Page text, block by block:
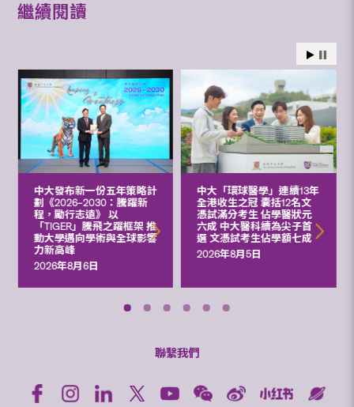
繼續閱讀
中大發布新一份五年策略計
劃《2026‒2030：騰躍新
程，勵行志遠》 以
「TIGER」騰飛之躍框架 推
動大學邁向學術與全球影響
力新高峰
2026年8月6日
中大「環球醫學」連續13年
全港收生之冠 囊括12名文
憑試滿分考生 佔學醫狀元
六成 中大醫科續為尖子首
選 文憑試考生佔學額七成
2026年8月5日
聯繫我們